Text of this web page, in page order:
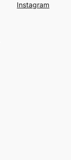
Instagram